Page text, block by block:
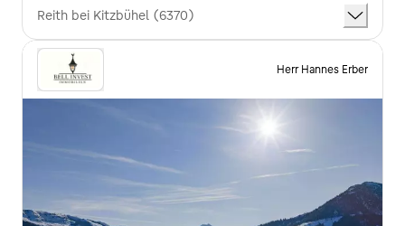
Reith bei Kitzbühel (6370)
Herr Hannes Erber